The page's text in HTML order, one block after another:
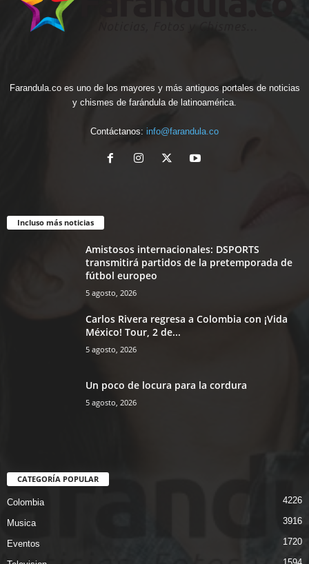
Farandula.co es uno de los mayores y más antiguos portales de noticias
y chismes de farándula de latinoamérica.
Contáctanos: info@farandula.co
Incluso más noticias
Amistosos internacionales: DSPORTS
transmitirá partidos de la pretemporada de
fútbol europeo
5 agosto, 2026
Carlos Rivera regresa a Colombia con ¡Vida
México! Tour, 2 de...
5 agosto, 2026
Un poco de locura para la cordura
5 agosto, 2026
CATEGORÍA POPULAR
Colombia 4226
Musica 3916
Eventos 1720